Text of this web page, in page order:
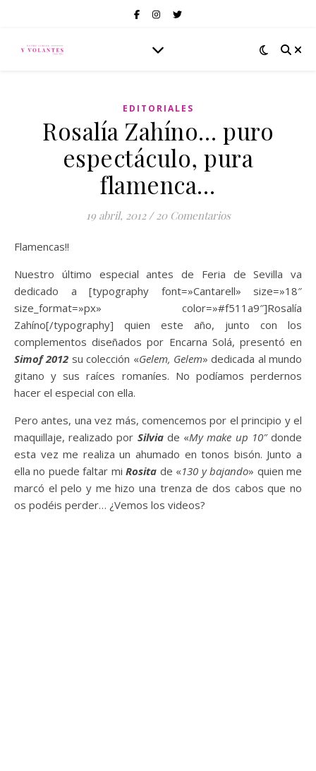
EDITORIALES
Rosalía Zahíno… puro
espectáculo, pura
flamenca…
19 abril, 2012 / 20 Comentarios
Flamencas!!
Nuestro último especial antes de Feria de Sevilla va
dedicado a [typography font=»Cantarell» size=»18″
size_format=»px» color=»#f511a9″]Rosalía
Zahíno[/typography] quien este año, junto con los
complementos diseñados por Encarna Solá, presentó en
Simof 2012 su colección «Gelem, Gelem» dedicada al mundo
gitano y sus raíces romaníes. No podíamos perdernos
hacer el especial con ella.
Pero antes, una vez más, comencemos por el principio y el
maquillaje, realizado por Silviade «My make up 10″donde
esta vez me realiza un ahumado en tonos bisón. Junto a
ella no puede faltar miRosita de «130 y bajando» quien me
marcó el pelo y me hizo una trenza de dos cabos que no
os podéis perder… ¿Vemos los videos?